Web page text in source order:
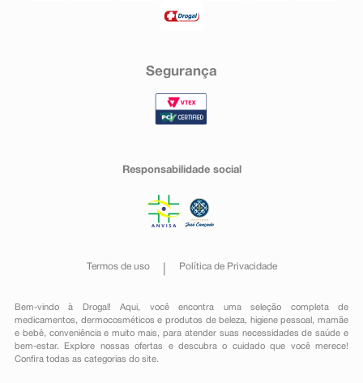
Segurança
Responsabilidade social
Termos de uso Política de Privacidade
Bem-vindo à Drogal! Aqui, você encontra uma seleção completa de
medicamentos , dermocosméticos e produtos de beleza, higiene pessoal ,mamãe
e bebê, conveniênciae muito mais, para atender suas necessidades de saúde e
bem-estar. Explore nossas ofertas e descubra o cuidado que você merece!
Confira todas as categorias do site.